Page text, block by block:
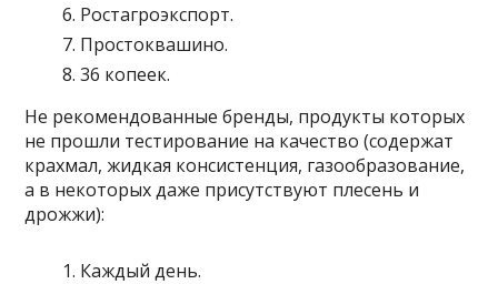
Ростагроэкспорт.
Простоквашино.
36 копеек.
Не рекомендованные бренды, продукты которых
не прошли тестирование на качество (содержат
крахмал, жидкая консистенция, газообразование,
а в некоторых даже присутствуют плесень и
дрожжи):
Каждый день.